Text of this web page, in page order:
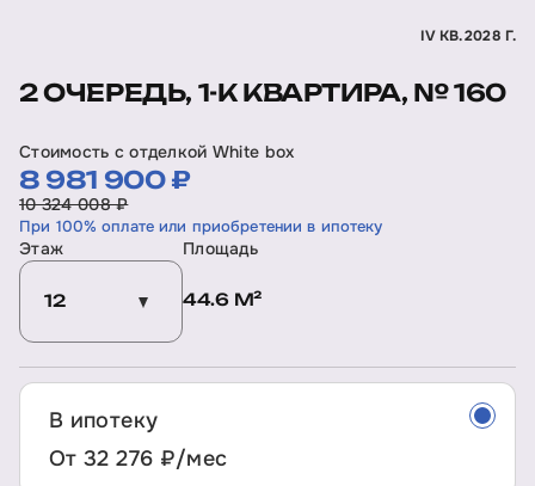
IV КВ. 2028 Г.
2 ОЧЕРЕДЬ, 1-К КВАРТИРА, № 160
Стоимость с отделкой White box
8 981 900 ₽
10 324 008 ₽
При 100% оплате или приобретении в ипотеку
Этаж
12
Площадь
44.6 М²
В ипотеку
От 32 276 ₽/мес